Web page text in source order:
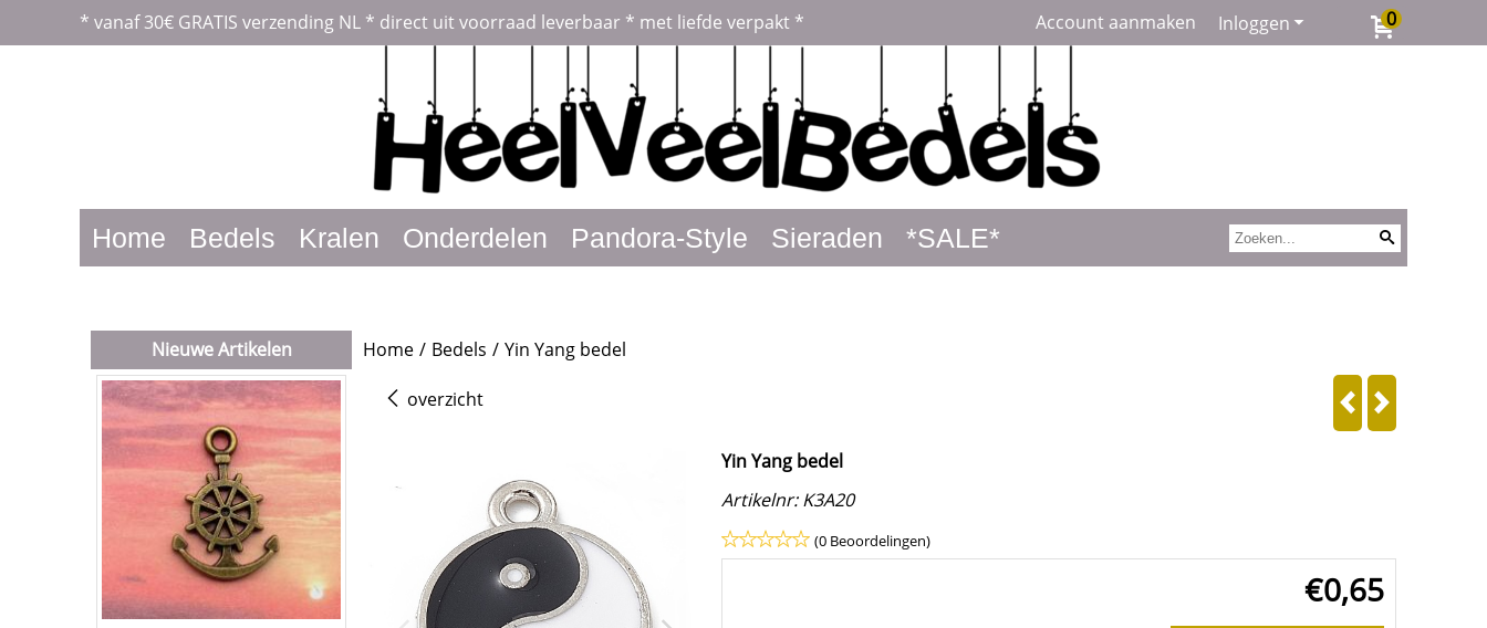
* vanaf 30€ GRATIS verzending NL * direct uit voorraad leverbaar * met liefde verpakt * 0
Inloggen
Account aanmaken
Home Bedels Kralen Onderdelen Pandora-Style Sieraden *SALE*
Nieuwe Artikelen Home / Bedels / Yin Yang bedel
overzicht
Yin Yang bedel
Artikelnr: K3A20
(0 Beoordelingen)
€0,65